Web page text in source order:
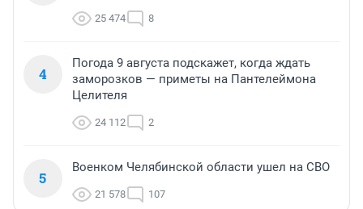
25 474 8
4
Погода 9 августа подскажет, когда ждать
заморозков — приметы на Пантелеймона
Целителя
24 112 2
5
Военком Челябинской области ушел на СВО
21 578 107